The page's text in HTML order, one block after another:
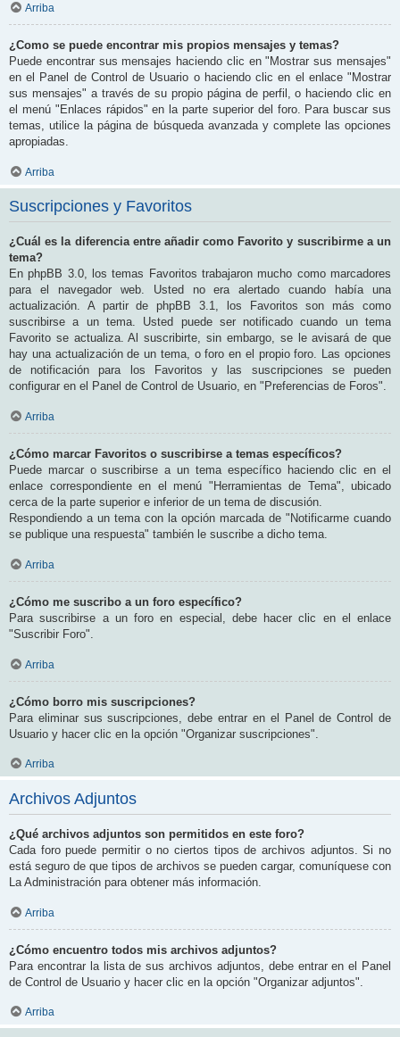
Arriba
¿Como se puede encontrar mis propios mensajes y temas?
Puede encontrar sus mensajes haciendo clic en "Mostrar sus mensajes"
en el Panel de Control de Usuario o haciendo clic en el enlace "Mostrar
sus mensajes" a través de su propio página de perfil, o haciendo clic en
el menú "Enlaces rápidos" en la parte superior del foro. Para buscar sus
temas, utilice la página de búsqueda avanzada y complete las opciones
apropiadas.
Arriba
Suscripciones y Favoritos
¿Cuál es la diferencia entre añadir como Favorito y suscribirme a un
tema?
En phpBB 3.0, los temas Favoritos trabajaron mucho como marcadores
para el navegador web. Usted no era alertado cuando había una
actualización. A partir de phpBB 3.1, los Favoritos son más como
suscribirse a un tema. Usted puede ser notificado cuando un tema
Favorito se actualiza. Al suscribirte, sin embargo, se le avisará de que
hay una actualización de un tema, o foro en el propio foro. Las opciones
de notificación para los Favoritos y las suscripciones se pueden
configurar en el Panel de Control de Usuario, en "Preferencias de Foros".
Arriba
¿Cómo marcar Favoritos o suscribirse a temas específicos?
Puede marcar o suscribirse a un tema específico haciendo clic en el
enlace correspondiente en el menú "Herramientas de Tema", ubicado
cerca de la parte superior e inferior de un tema de discusión.
Respondiendo a un tema con la opción marcada de "Notificarme cuando
se publique una respuesta" también le suscribe a dicho tema.
Arriba
¿Cómo me suscribo a un foro específico?
Para suscribirse a un foro en especial, debe hacer clic en el enlace
"Suscribir Foro".
Arriba
¿Cómo borro mis suscripciones?
Para eliminar sus suscripciones, debe entrar en el Panel de Control de
Usuario y hacer clic en la opción "Organizar suscripciones".
Arriba
Archivos Adjuntos
¿Qué archivos adjuntos son permitidos en este foro?
Cada foro puede permitir o no ciertos tipos de archivos adjuntos. Si no
está seguro de que tipos de archivos se pueden cargar, comuníquese con
La Administración para obtener más información.
Arriba
¿Cómo encuentro todos mis archivos adjuntos?
Para encontrar la lista de sus archivos adjuntos, debe entrar en el Panel
de Control de Usuario y hacer clic en la opción "Organizar adjuntos".
Arriba